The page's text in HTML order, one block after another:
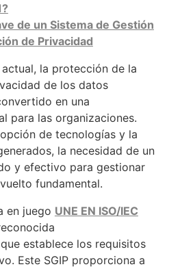
de un Sistema de Gestión
de Privacidad
la protección de la
de los datos
en una
para las organizaciones.
de tecnologías y la
la necesidad de un
y efectivo para gestionar
fundamental.
en juego UNE EN ISO/IEC
establece los requisitos
Este SGIP proporciona a